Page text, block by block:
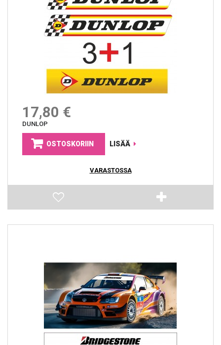
17,80 €
DUNLOP
OSTOSKORIIN LISÄÄ
VARASTOSSA